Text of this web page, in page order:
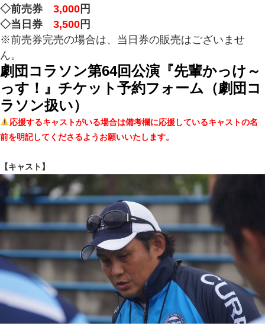
◇前売券 3,000 円
◇当日券 3,500 円
※前売券完売の場合は、当日券の販売はございませ
ん。
劇団コラソン第64回公演『先輩かっけ～
っす！』チケット予約フォーム（劇団コ
ラソン扱い）
応援するキャストがいる場合は備考欄に応援しているキャストの名
前を明記してくださるようお願いいたします。
【キャスト】